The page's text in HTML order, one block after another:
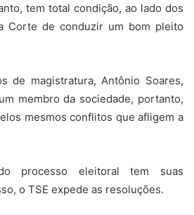
tem total condição, ao lado dos
Corte de conduzir um bom pleito
de magistratura, Antônio Soares,
membro da sociedade, portanto,
mesmos conflitos que afligem a
processo eleitoral tem suas
o TSE expede as resoluções.